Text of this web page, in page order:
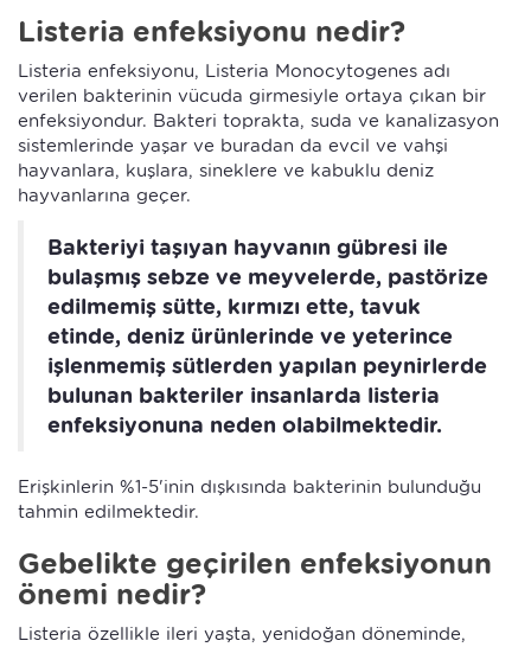
Listeria enfeksiyonu nedir?
Listeria enfeksiyonu, Listeria Monocytogenes adı
verilen bakterinin vücuda girmesiyle ortaya çıkan bir
enfeksiyondur. Bakteri toprakta, suda ve kanalizasyon
sistemlerinde yaşar ve buradan da evcil ve vahşi
hayvanlara, kuşlara, sineklere ve kabuklu deniz
hayvanlarına geçer.
Bakteriyi taşıyan hayvanın gübresi ile
bulaşmış sebze ve meyvelerde, pastörize
edilmemiş sütte, kırmızı ette, tavuk
etinde, deniz ürünlerinde ve yeterince
işlenmemiş sütlerden yapılan peynirlerde
bulunan bakteriler insanlarda listeria
enfeksiyonuna neden olabilmektedir.
Erişkinlerin %1-5'inin dışkısında bakterinin bulunduğu
tahmin edilmektedir.
Gebelikte geçirilen enfeksiyonun
önemi nedir?
Listeria özellikle ileri yaşta, yenidoğan döneminde,